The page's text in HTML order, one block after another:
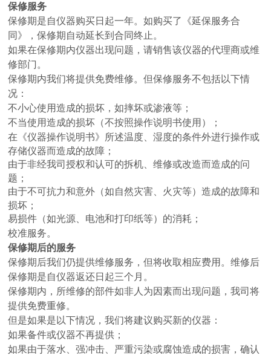
保修服务
保修期是自仪器购买日起一年。如购买了《延保服务合
同》，保修期自动延长到合同终止。
如果在保修期内仪器出现问题，请销售该仪器的代理商或维
修部门。
保修期内我们将提供免费维修。但保修服务不包括以下情
况：
不小心使用造成的损坏，如摔坏或渗液等；
不当使用造成的损坏（不按照操作说明书使用）；
在《仪器操作说明书》所述温度、湿度的条件外进行操作或
存储仪器而造成的故障；
由于非经我司授权和认可的拆机、维修或改造而造成的问
题；
由于不可抗力和意外（如自然灾害、火灾等）造成的故障和
损坏；
易损件（如光源、电池和打印纸等）的消耗；
校准服务。
保修期后的服务
保修期后我们仍提供维修服务，但将收取相应费用。维修后
保修期是自仪器返还日起三个月。
保修期内，所维修的部件如非人为因素而出现问题，我司将
提供免费重修。
但是如果是以下情况，我们将建议购买新的仪器：
如果备件或仪器不再提供；
如果由于落水、强冲击、严重污染或腐蚀造成的损害，确认